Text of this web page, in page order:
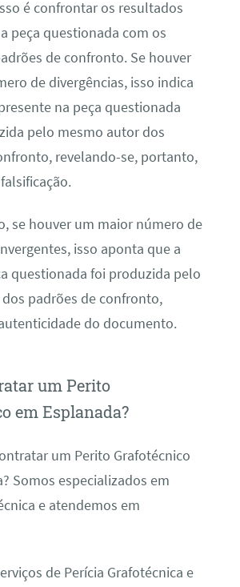
é confrontar os resultados
peça questionada com os
de confronto. Se houver
de divergências, isso indica
na peça questionada
pelo mesmo autor dos
revelando-se, portanto,
se houver um maior número de
isso aponta que a
questionada foi produzida pelo
padrões de confronto,
do documento.
um Perito
em Esplanada?
um Perito Grafotécnico
Somos especializados em
e atendemos em
de Perícia Grafotécnica e